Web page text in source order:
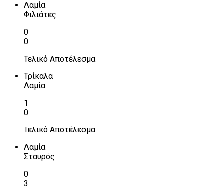
Λαμία
Φιλιάτες
0
0
Τελικό Αποτέλεσμα
Τρίκαλα
Λαμία
1
0
Τελικό Αποτέλεσμα
Λαμία
Σταυρός
0
3